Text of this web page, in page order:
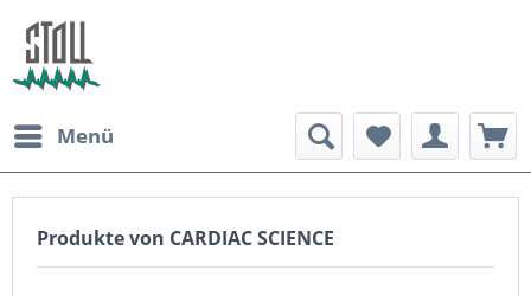
Menü
Produkte von CARDIAC SCIENCE